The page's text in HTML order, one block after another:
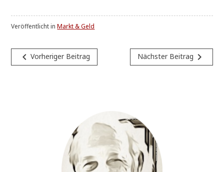
Veröffentlicht inMarkt & Geld
Beitragsnavigation
navigate_beforeVorheriger Beitrag Nächster Beitrag navigate_next